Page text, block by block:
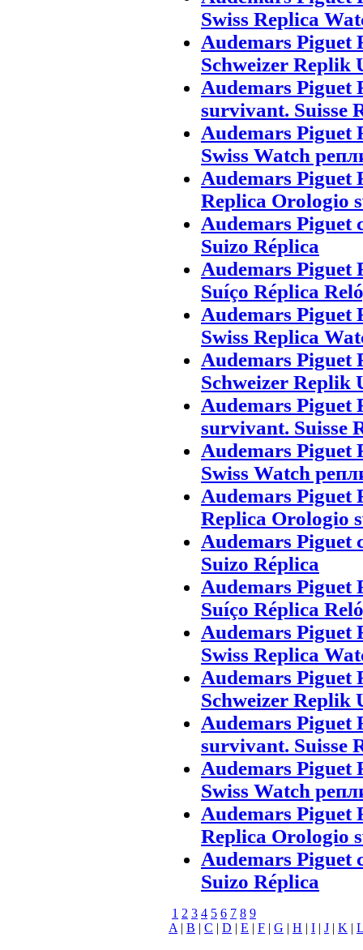
Swiss Replica
Audemars
Schweizer Replik
Audemars Piguet
survivant. Suisse
Audemars
Swiss Watch
Audemars
Replica Orologio
Audemars Piguet
Suizo Réplica
Audemars
Suíço Réplica
Audemars
Swiss Replica
Audemars
Schweizer Replik
Audemars Piguet
survivant. Suisse
Audemars
Swiss Watch
Audemars
Replica Orologio
Audemars Piguet
Suizo Réplica
Audemars
Suíço Réplica
Audemars
Swiss Replica
Audemars
Schweizer Replik
Audemars Piguet
survivant. Suisse
Audemars
Swiss Watch
Audemars
Replica Orologio
Audemars Piguet
Suizo Réplica
1 2 3 4 5 6 7 8 9
A | B | C | D | E | F | G | H | I | J | K | L